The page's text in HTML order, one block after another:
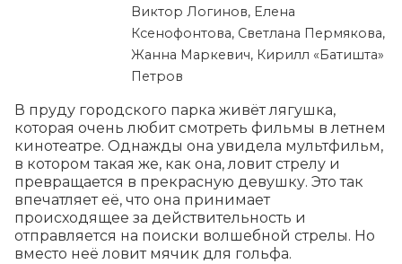
Виктор Логинов, Елена
Ксенофонтова, Светлана Пермякова,
Жанна Маркевич, Кирилл «Батишта»
Петров
В пруду городского парка живёт лягушка,
которая очень любит смотреть фильмы в летнем
кинотеатре. Однажды она увидела мультфильм,
в котором такая же, как она, ловит стрелу и
превращается в прекрасную девушку. Это так
впечатляет её, что она принимает
происходящее за действительность и
отправляется на поиски волшебной стрелы. Но
вместо неё ловит мячик для гольфа.